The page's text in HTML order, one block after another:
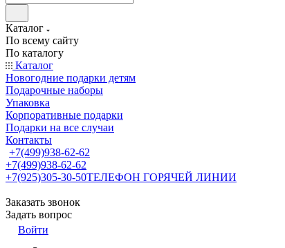
Каталог
По всему сайту
По каталогу
Каталог
Новогодние подарки детям
Подарочные наборы
Упаковка
Корпоративные подарки
Подарки на все случаи
Контакты
+7(499)938-62-62
+7(499)938-62-62
+7(925)305-30-50ТЕЛЕФОН ГОРЯЧЕЙ ЛИНИИ
Заказать звонок
Задать вопрос
Войти